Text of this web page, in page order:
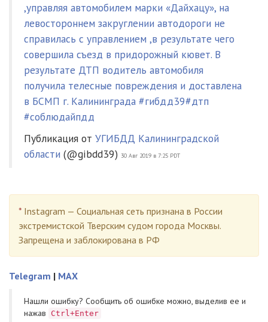
,управляя автомобилем марки «Дайхацу», на
левостороннем закруглении автодороги не
справилась с управлением ,в результате чего
совершила съезд в придорожный кювет. В
результате ДТП водитель автомобиля
получила телесные повреждения и доставлена
в БСМП г. Калининграда #гибдд39#дтп
#соблюдайпдд
Публикация от УГИБДД Калининградской
области (@gibdd39) 30 Авг 2019 в 7:25 PDT
* Instagram — Социальная сеть признана в России
экстремистской Тверским судом города Москвы.
Запрещена и заблокирована в РФ
Telegram | MAX
Нашли ошибку? Cообщить об ошибке можно, выделив ее и
нажав
Ctrl+Enter